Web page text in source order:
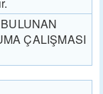
ÇALIŞMASI